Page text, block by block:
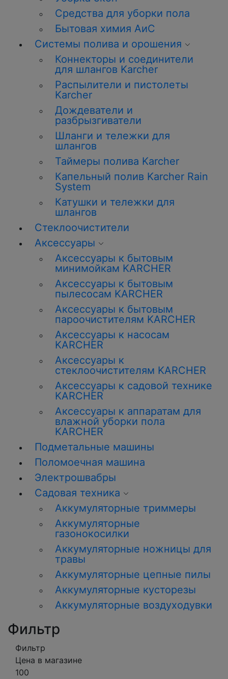
Средства для уборки пола
Бытовая химия АиС
Системы полива и орошения
Коннекторы и соединители
для шлангов Karcher
Распылители и пистолеты
Karcher
Дождеватели и
разбрызгиватели
Шланги и тележки для
шлангов
Таймеры полива Karcher
Капельный полив Karcher Rain
System
Катушки и тележки для
шлангов
Стеклоочистители
Аксессуары
Аксессуары к бытовым
минимойкам KARCHER
Аксессуары к бытовым
пылесосам KARCHER
Аксессуары к бытовым
пароочистителям KARCHER
Аксессуары к насосам
KARCHER
Аксессуары к
стеклоочистителям KARCHER
Аксессуары к садовой технике
KARCHER
Аксессуары к аппаратам для
влажной уборки пола
KARCHER
Подметальные машины
Поломоечная машина
Электрошвабры
Садовая техника
Аккумуляторные триммеры
Аккумуляторные
газонокосилки
Аккумуляторные ножницы для
травы
Аккумуляторные цепные пилы
Аккумуляторные кусторезы
Аккумуляторные воздуходувки
Фильтр
Фильтр
Цена в магазине
100